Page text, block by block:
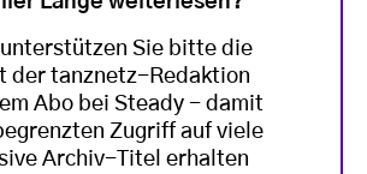
unterstützen Sie bitte die
der tanznetz-Redaktion
Abo bei Steady - damit
Zugriff auf viele
Archiv-Titel erhalten